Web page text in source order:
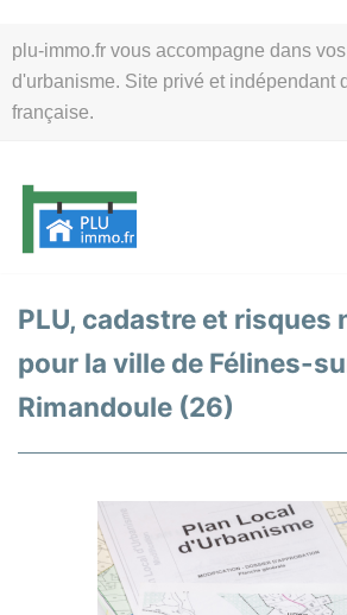
plu-immo.fr vous accompagne dans
d'urbanisme. Site privé et indépendant
française.
au
contenu
PLU, cadastre et risques
pour la ville de Félines-
Rimandoule (26)